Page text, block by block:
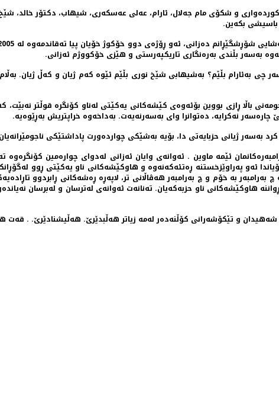
کوردەواری و شکۆی مام جەلال، ئارام، عەلی عەسکەری، شیهاب، دکتۆر
باسیشی بکەین.
چی بەئارام بڵێم؟ بەشیهابی شێخ نوری بڵێم ئێوە کەم ژیان و کەڵ ژیان.
باڵا ڕازی بووین بۆئەوەی کێشەکانی یەکێتی لەناو کۆنگرە قوڵتر
چارەسەر نەکرایە، دەتوانرا وای بەسەرنەیەت. بەداخەوە خراپتریش بەڕێوەیە.
ژیانی حزبایەتی دا، بۆیە بەشێکی چواردەورت پاداشتێکی ناجومێرانەیان
ئێمە ماوین . ئەوانەی وایان ئەزانی لەدوای چوارەمین
ئەو پەراوێزخستنە ڕەتئەکەنەوە و هاوکێشەکانی ناو یەکێتی ڕوو
بەرامبەر بە خۆم و چ بەرامبەر هەڤاڵانی تر، لاپەڕە ڕەشەکانی ڕابردوو
هاوکێشەکانی ناو حزبەکەیان. تەنانەت ئەوانەی لەترسان و لەبرسان
و تێکۆشەرانی کۆڵنەدەر لەمە زیاتر هەڵبدێرێ. هەڵیشنادێرێ. . قەت